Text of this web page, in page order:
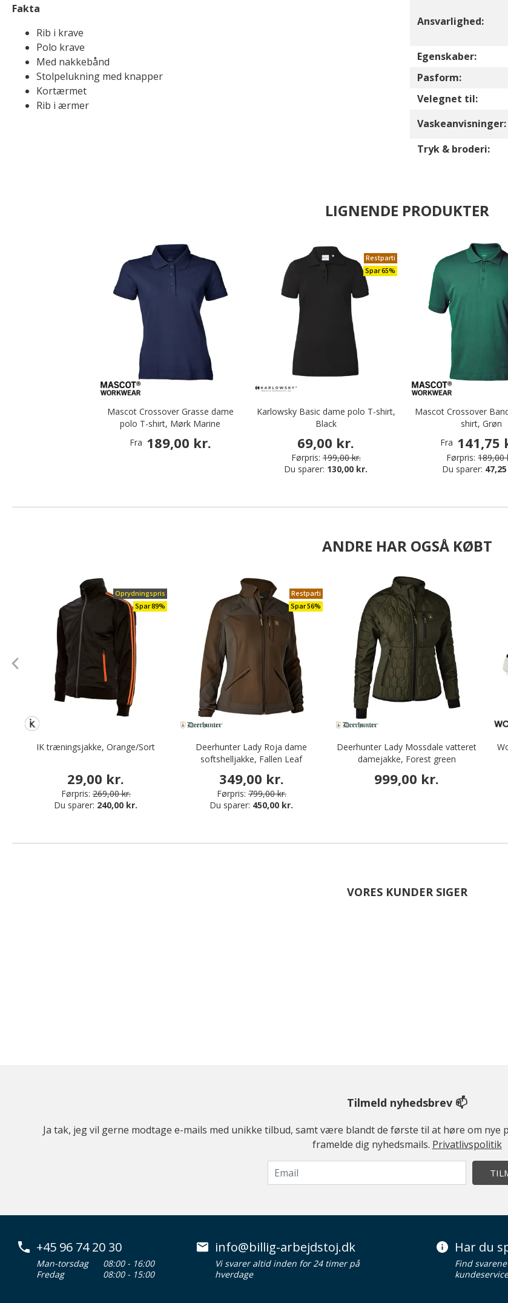
Fakta
Rib i krave
Polo krave
Med nakkebånd
Stolpelukning med knapper
Kortærmet
Rib i ærmer
Ansvarlighed:
Egenskaber:
Pasform:
Velegnet til:
Vaskeanvisninger:
Tryk & broderi:
LIGNENDE PRODUKTER
Mascot Crossover Grasse dame
polo T-shirt, Mørk Marine
Fra 189,00 kr.
Restparti
Spar 65%
Karlowsky Basic dame polo T-shirt,
Black
69,00 kr.
Førpris: 199,00 kr.
Du sparer: 130,00 kr.
Mascot Crossover
shirt, Grøn
Fra 141,75
Førpris: 189,00
Du sparer:
ANDRE HAR OGSÅ KØBT
Oprydningspris
Spar 89%
IK træningsjakke, Orange/Sort
29,00 kr.
Førpris: 269,00 kr.
Du sparer: 240,00 kr.
Restparti
Spar 56%
Deerhunter Lady Roja dame
softshelljakke, Fallen Leaf
349,00 kr.
Førpris: 799,00 kr.
Du sparer: 450,00 kr.
Deerhunter Lady Mossdale vatteret
damejakke, Forest green
999,00 kr.
VORES KUNDER SIGER
Tilmeld nyhedsbrev 📫
Ja tak, jeg vil gerne modtage e-mails med unikke tilbud, samt være blandt de første til at høre om
framelde dig nyhedsmails. Privatlivspolitik
+45 96 74 20 30
Man-torsdag
08:00 - 16:00
Fredag
08:00 - 15:00
info@billig-arbejdstoj.dk
Vi svarer altid inden for 24 timer på
hverdage
Har du
Find